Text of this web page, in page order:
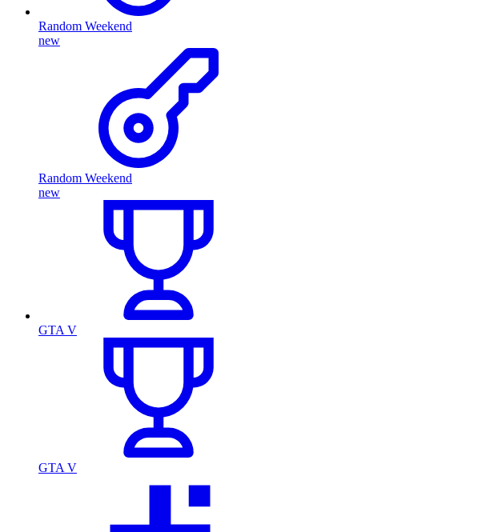
Random Weekend
new
Random Weekend
new
GTA V
GTA V